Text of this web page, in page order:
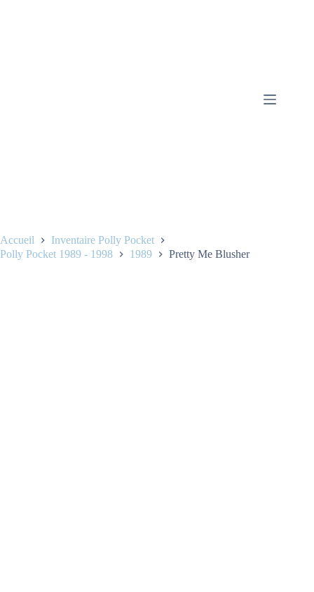
Accueil
Inventaire Polly Pocket
Polly Pocket 1989 - 1998
1989 Pretty Me Blusher